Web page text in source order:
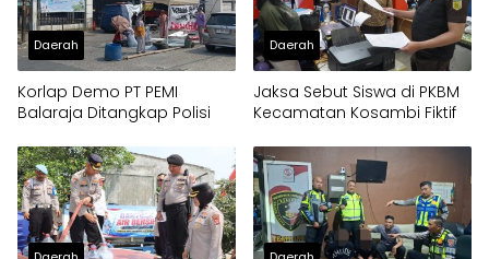
Daerah
Korlap Demo PT PEMI
Balaraja Ditangkap Polisi
Daerah
Jaksa Sebut Siswa di PKBM
Kecamatan Kosambi Fiktif